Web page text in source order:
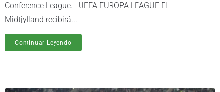
Conference League. UEFA EUROPA LEAGUE El
Midtjylland recibirá...
Continuar Leyendo